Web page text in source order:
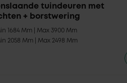
tuindeuren met
+ borstwering
1684 Mm | Max 3900 Mm
2058 Mm | Max 2498 Mm